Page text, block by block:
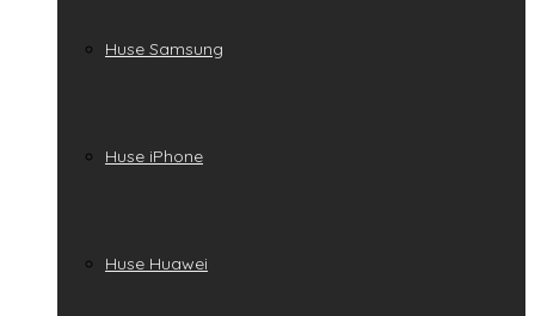
Huse Samsung
Huse iPhone
Huse Huawei